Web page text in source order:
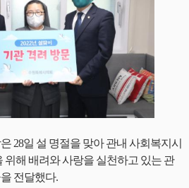
28일 설 명절을 맞아 관내 사회복지시
위해 배려와 사랑을 실천하고 있는 관
전달했다.